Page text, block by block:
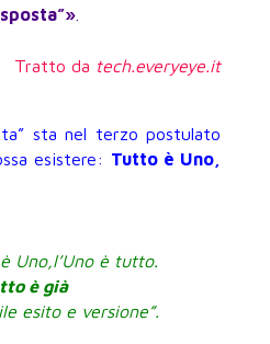
.
Tratto da tech.everyeye.it
sta nel terzo postulato
esistere: Tutto è Uno,
Uno,l’Uno è tutto.
è già
esito e versione”.